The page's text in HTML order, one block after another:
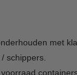
met
schippers.